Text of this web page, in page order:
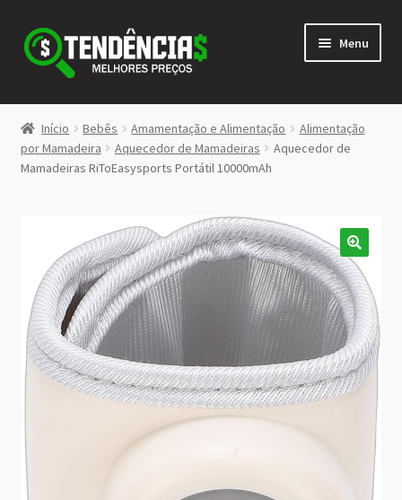
Pular
para
navegação
Pular
para
conteúdo
Menu
LOJA
<>
Início Bebês Amamentação e Alimentação
Alimentação
por Mamadeira
Aquecedor de Mamadeiras
Aquecedor de
Mamadeiras RiToEasysports Portátil 10000mAh